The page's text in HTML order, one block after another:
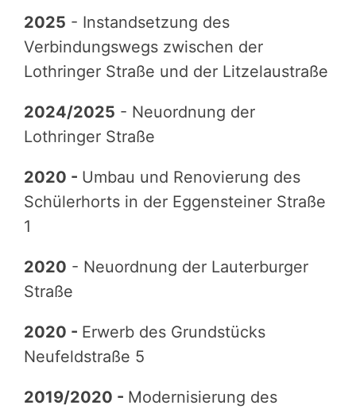
2025 - Instandsetzung des
Verbindungswegs zwischen der
Lothringer Straße und der Litzelaustraße
2024/2025 - Neuordnung der
Lothringer Straße
2020 - Umbau und Renovierung des
Schülerhorts in der Eggensteiner Straße
1
2020 - Neuordnung der Lauterburger
Straße
2020 - Erwerb des Grundstücks
Neufeldstraße 5
2019/2020 - Modernisierung des